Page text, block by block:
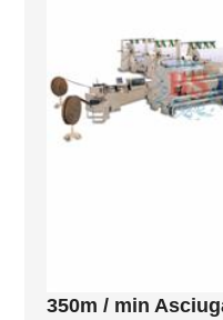
350m / min